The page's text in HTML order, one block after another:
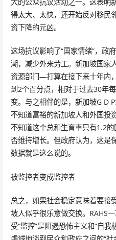
得太大、太快，还开始反对移民
资下降的元凶。
这场抗议影响了“国家情绪”，政
潮，减少外来劳工。新加坡国
资源部门—打算在接下来十年内
到2个百分点，相对于过去30年
变。与之相伴的是，新加坡G D
不知道富裕的新加坡人和外国投
不知道这个总和生育率只有1.2
否维持增长。但政府认为，这是
数据就是这么说的。
被监控者变成监控者
总之，如果社会稳定意味着要接
坡人似乎很乐意做交换。RAHS
受“监控”是阻遏恐怖主义和“自